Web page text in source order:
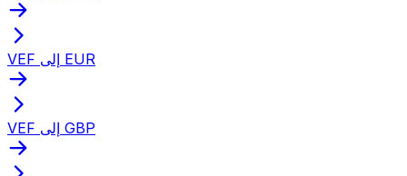
VEF إلى EUR
VEF إلى GBP